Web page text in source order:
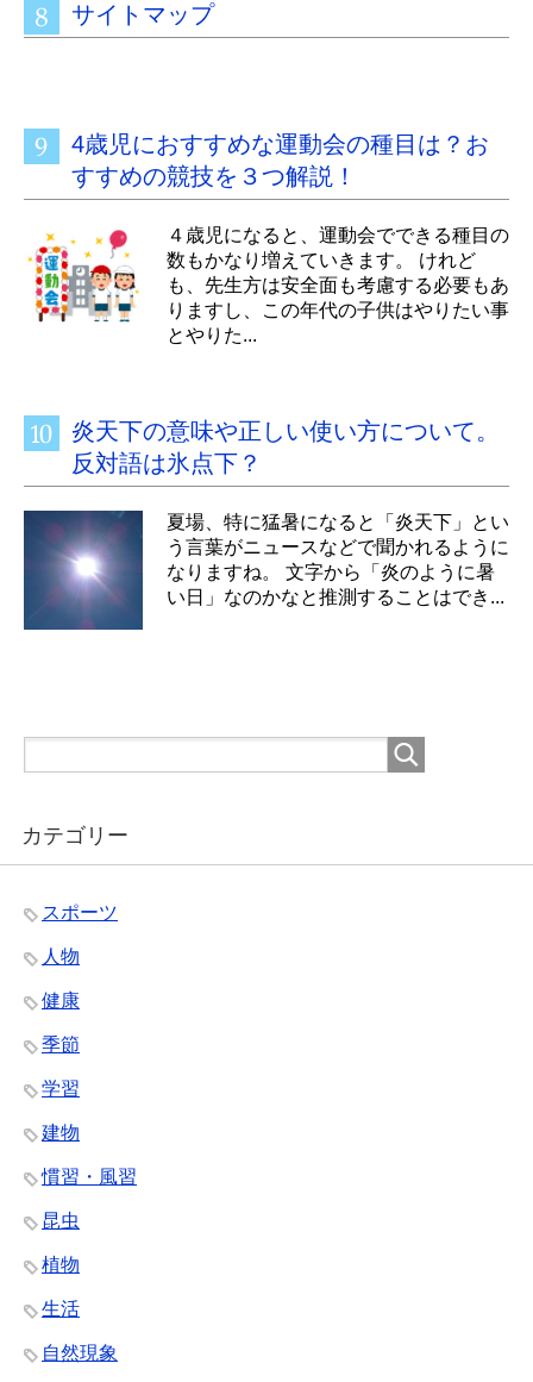
サイトマップ
4歳児におすすめな運動会の種目は？お
すすめの競技を３つ解説！
４歳児になると、運動会でできる種目の
数もかなり増えていきます。 けれど
も、先生方は安全面も考慮する必要もあ
りますし、この年代の子供はやりたい事
とやりた...
炎天下の意味や正しい使い方について。
反対語は氷点下？
夏場、特に猛暑になると「炎天下」とい
う言葉がニュースなどで聞かれるように
なりますね。 文字から「炎のように暑
い日」なのかなと推測することはでき...
カテゴリー
スポーツ
人物
健康
季節
学習
建物
慣習・風習
昆虫
植物
生活
自然現象